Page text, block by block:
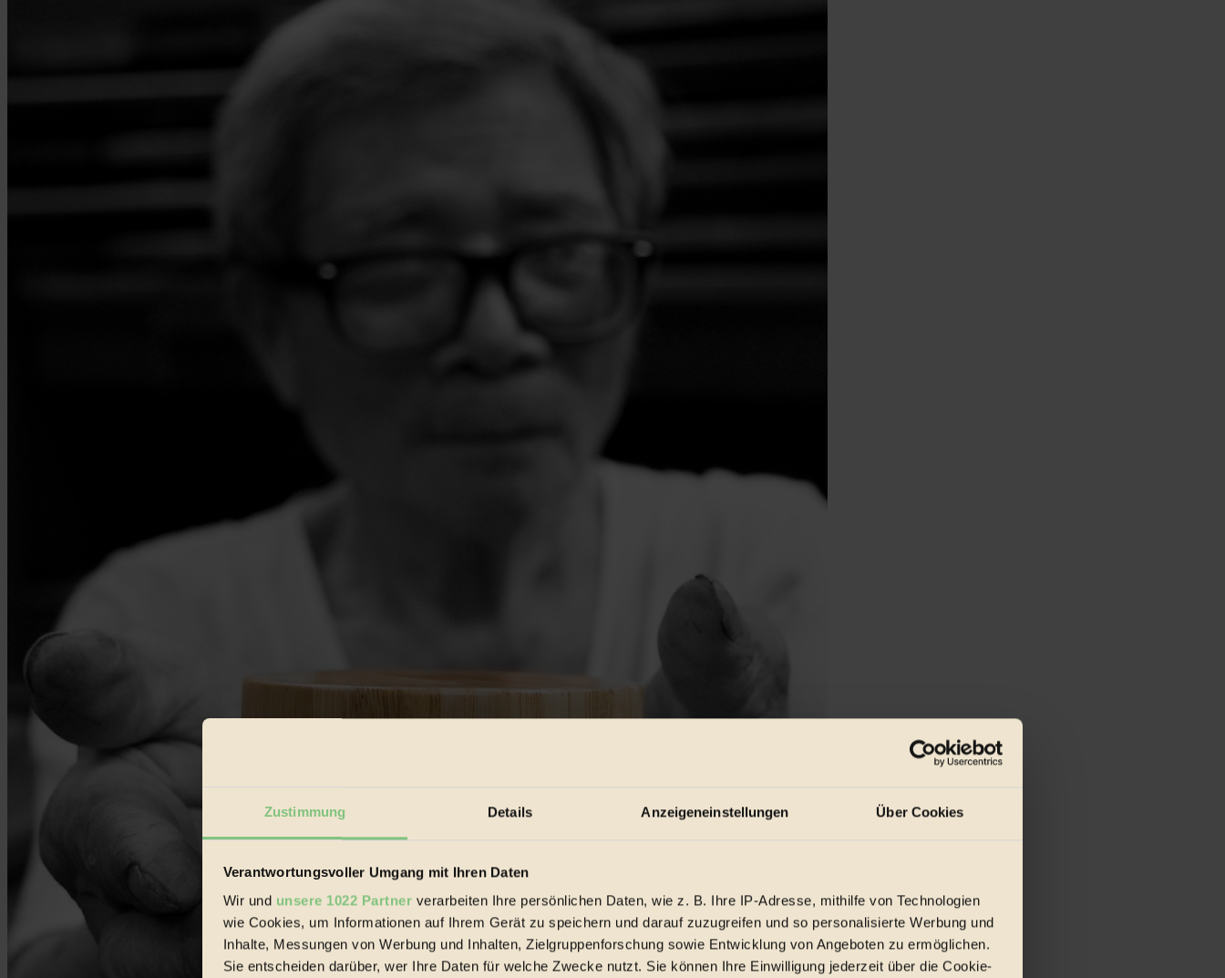
Zustimmung Details Anzeigeneinstellungen Über Cookies
Verantwortungsvoller Umgang mit Ihren Daten
Wir und unsere 1022 Partner verarbeiten Ihre persönlichen Daten, wie z. B. Ihre IP-Adresse, mithilfe von Technologien
wie Cookies, um Informationen auf Ihrem Gerät zu speichern und darauf zuzugreifen und so personalisierte Werbung und
Inhalte, Messungen von Werbung und Inhalten, Zielgruppenforschung sowie Entwicklung von Angeboten zu ermöglichen.
Sie entscheiden darüber, wer Ihre Daten für welche Zwecke nutzt. Sie können Ihre Einwilligung jederzeit über die Cookie-